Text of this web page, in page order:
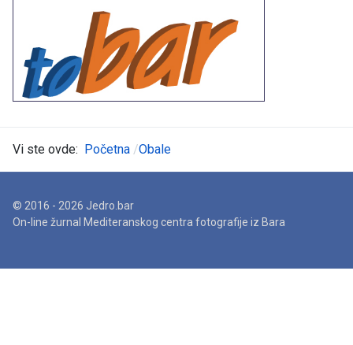
Vi ste ovde: Početna Obale
© 2016 - 2026 Jedro.bar
On-line žurnal Mediteranskog centra fotografije iz Bara